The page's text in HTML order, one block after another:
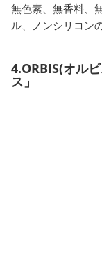
無色素、無香料、
ル、ノンシリコン
4.ORBIS(オル
ス」